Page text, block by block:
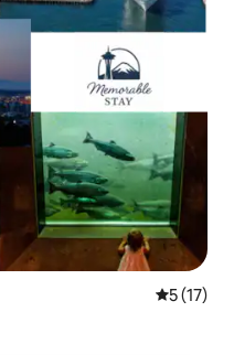
5 (17)